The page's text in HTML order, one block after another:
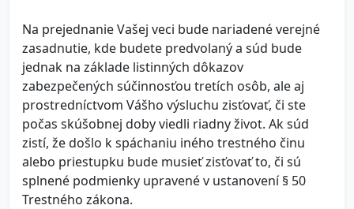
Na prejednanie Vašej veci bude nariadené verejné
zasadnutie, kde budete predvolaný a súd bude
jednak na základe listinných dôkazov
zabezpečených súčinnosťou tretích osôb, ale aj
prostredníctvom Vášho výsluchu zisťovať, či ste
počas skúšobnej doby viedli riadny život. Ak súd
zistí, že došlo k spáchaniu iného trestného činu
alebo priestupku bude musieť zisťovať to, či sú
splnené podmienky upravené v ustanovení § 50
Trestného zákona.